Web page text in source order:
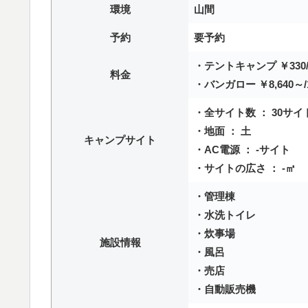
環境 山間
予約 要予約
料金
・テントキャンプ ￥
・バンガロー ￥8,640～
キャンプサイト
・全サイト数 ： 30サイ
・地面 ： 土
・AC電源 ： -サイト
・サイトの広さ ： -㎡
施設情報
・管理棟
・水洗トイレ
・炊事場
・風呂
・売店
・自動販売機